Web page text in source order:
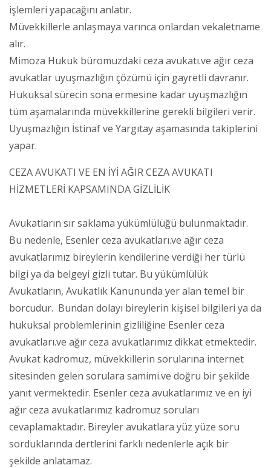
işlemleri yapacağını anlatır.
Müvekkillerle anlaşmaya varınca onlardan vekaletname
alır.
Mimoza Hukuk büromuzdaki ceza avukatı.ve ağır ceza
avukatlar uyuşmazlığın çözümü için gayretli davranır.
Hukuksal sürecin sona ermesine kadar uyuşmazlığın
tüm aşamalarında müvekkillerine gerekli bilgileri verir.
Uyuşmazlığın İstinaf ve Yargıtay aşamasında takiplerini
yapar.
CEZA AVUKATI VE EN İYİ AĞIR CEZA AVUKATI
HİZMETLERİ KAPSAMINDA GİZLİLİK
Avukatların sır saklama yükümlülüğü bulunmaktadır.
Bu nedenle, Esenler ceza avukatları.ve ağır ceza
avukatlarımız bireylerin kendilerine verdiği her türlü
bilgi ya da belgeyi gizli tutar. Bu yükümlülük
Avukatların, Avukatlık Kanununda yer alan temel bir
borcudur. Bundan dolayı bireylerin kişisel bilgileri ya da
hukuksal problemlerinin gizliliğine Esenler ceza
avukatları.ve ağır ceza avukatlarımız dikkat etmektedir.
Avukat kadromuz, müvekkillerin sorularına internet
sitesinden gelen sorulara samimi.ve doğru bir şekilde
yanıt vermektedir. Esenler ceza avukatlarımız ve en iyi
ağır ceza avukatlarımız kadromuz soruları
cevaplamaktadır. Bireyler avukatlara yüz yüze soru
sorduklarında dertlerini farklı nedenlerle açık bir
şekilde anlatamaz.